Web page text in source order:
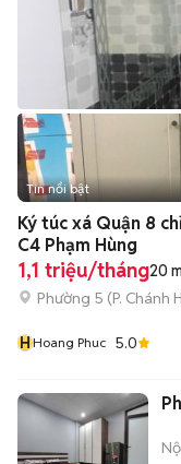
Tin nổi bật
Ký túc xá Quận 8
C4 Phạm Hùng
1,1 triệu/tháng20
Phường 5 (P. Chánh
HHoang Phuc 5.0